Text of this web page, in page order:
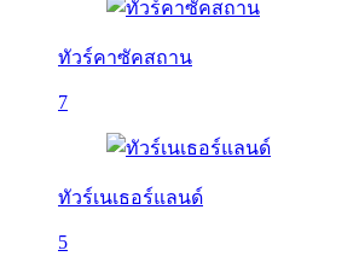
ทัวร์คาซัคสถาน
7
ทัวร์เนเธอร์แลนด์
5